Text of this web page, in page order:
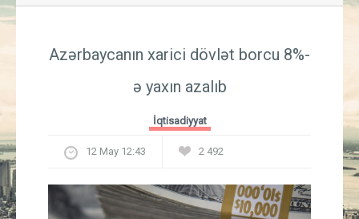
İqtisadiyyat
Güney Azərbaycan
Azərbaycanın xarici dövlət borcu 8%-
ə yaxın azalıb
İqtisadiyyat
12 May 12:43 2 492